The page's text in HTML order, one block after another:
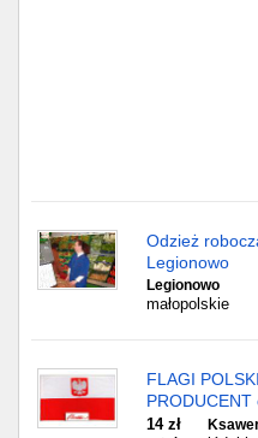
Odzież
Legionowo
Legionowo
małopolskie
FLAGI
PRODUCENT
14 zł